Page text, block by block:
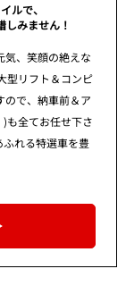
ルで、
みません！
、笑顔の絶えな
型リフト＆コンピ
ので、納車前＆ア
も全てお任せ下さ
れる特選車を豊